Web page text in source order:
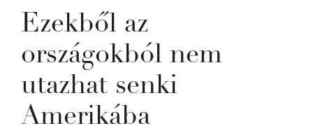
Ezekből az
országokból nem
utazhat senki
Amerikába